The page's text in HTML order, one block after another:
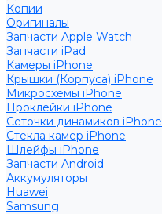
Копии
Оригиналы
Запчасти Apple Watch
Запчасти iPad
Камеры iPhone
Крышки (Корпуса) iPhone
Микросхемы iPhone
Проклейки iPhone
Сеточки динамиков iPhone
Стекла камер iPhone
Шлейфы iPhone
Запчасти Android
Аккумуляторы
Huawei
Samsung